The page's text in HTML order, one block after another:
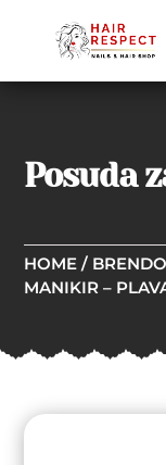
Posuda
HOME /
MANIKIR –